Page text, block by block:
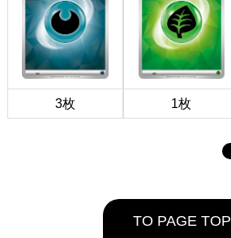
3枚 1枚
TO PAGE TOP